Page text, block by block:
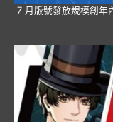
7 月版號發放規模創年